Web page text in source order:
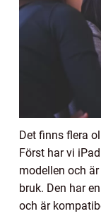
Det finns flera
Först har vi
modellen och
bruk. Den har
och är